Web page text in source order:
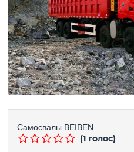
Самосвалы BEIBEN
(1 голос)